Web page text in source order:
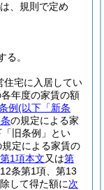
、規則で定め
る。
住宅に入居してい
年度の家賃の額
例(以下「新条
の規定による家
旧条例」とい
定による家賃の
1項本文又は第
条第1項、第13
して得た額に次